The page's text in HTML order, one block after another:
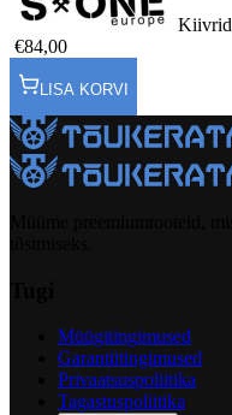
Kiivrid
€84,00
LISA KORVI
Müügitingimused
Garantiitingimused
Privaatsuspoliitika
Tagastuspoliitika